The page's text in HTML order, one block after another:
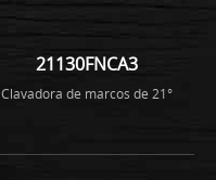
21130FNCA3
Clavadora de marcos de 21°